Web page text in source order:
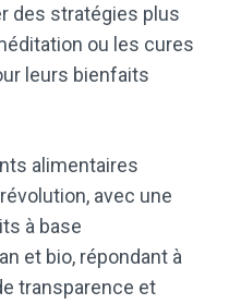
des stratégies plus
ou les cures
leurs bienfaits
alimentaires
avec une
à base
et bio, répondant à
transparence et